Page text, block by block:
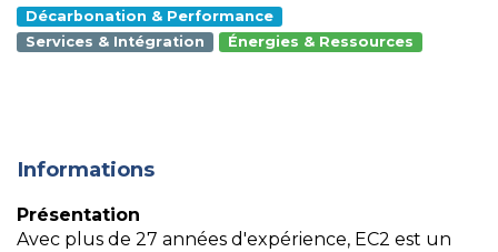
Décarbonation & Performance
Services & Intégration
Énergies & Ressources
Informations
Présentation
Avec plus de 27 années d'expérience, EC2 est un